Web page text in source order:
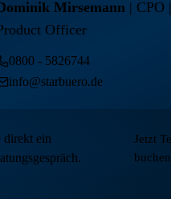
Mirsemann| CPO
Officer
0800 - 5826744
info@starbuero.de
direkt ein
Jetzt
buchen